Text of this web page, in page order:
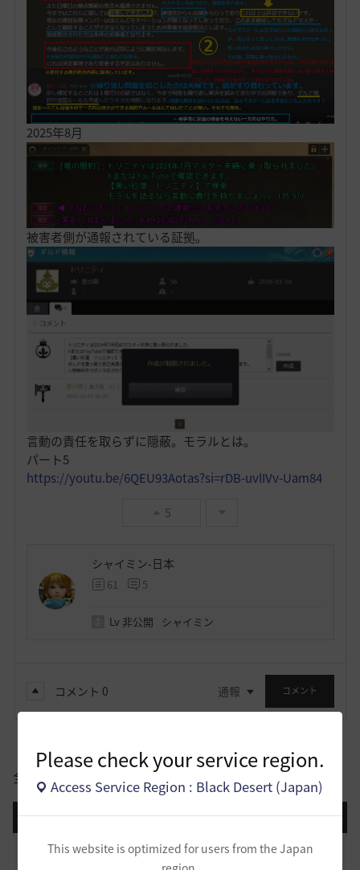
Please check your service region.
Access Service Region : Black Desert (Japan)
This website is optimized for users from the Japan
2025年8月
被害者側が通報されている証拠。
言動の責任を取らずに隠蔽。モラルとは。
パート5
https://youtu.be/6QEU93Aotas?si=rDB-uvlIVv-Uam84
5
シャイミン-日本
61 5
Lv 非公開 シャイミン
コメント 0 通報 コメント
全体
登録日順 検索順 コメント順 推奨順 話題順
止まらない超高速成長、HYPERBOOST
黒い砂漠